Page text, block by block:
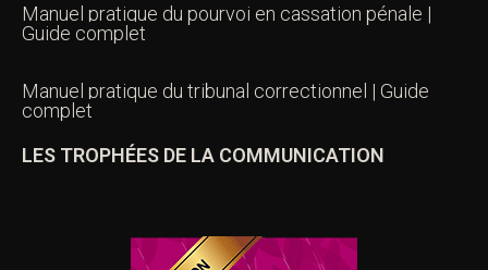
Manuel pratique du pourvoi en cassation pénale |
Guide complet
Manuel pratique du tribunal correctionnel | Guide
complet
LES TROPHÉES DE LA COMMUNICATION